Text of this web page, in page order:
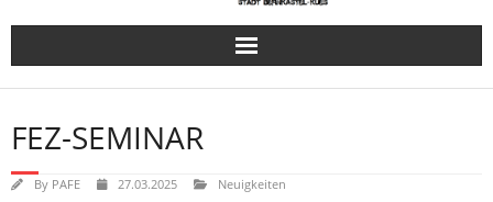
FEZ-SEMINAR
By PAFE 27.03.2025 Neuigkeiten